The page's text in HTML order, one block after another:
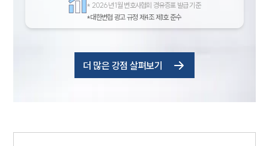
* 2026년 1월 변호사협회 경유증표 발급 기준
*대한변협 광고 규정 제4조 제1호 준수
더 많은 강점 살펴보기